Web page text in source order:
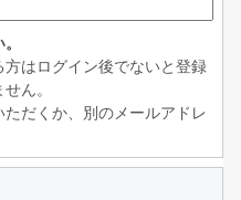
はログイン後でないと登録
ん。
だくか、別のメールアドレ